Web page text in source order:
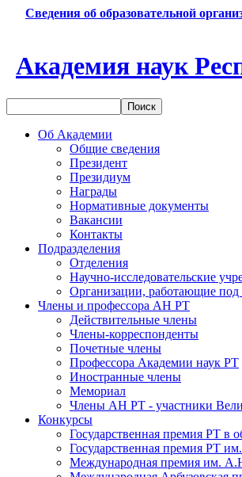
Сведения об образовательной
Академия наук
Об Академии
Общие сведения
Президент
Президиум
Награды
Нормативные документы
Вакансии
Контакты
Подразделения
Отделения
Научно-исследовательские
Организации, работающие под
Члены и профессора АН РТ
Действительные члены
Члены-корреспонденты
Почетные члены
Профессора Академии наук РТ
Иностранные члены
Мемориал
Члены АН РТ - участники
Конкурсы
Государственная премия РТ в
Государственная премия РТ
Международная премия им.